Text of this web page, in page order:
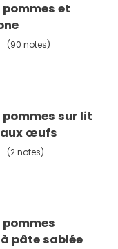
et
(90 notes)
sur lit
aux œufs
(2 notes)
pâte sablée